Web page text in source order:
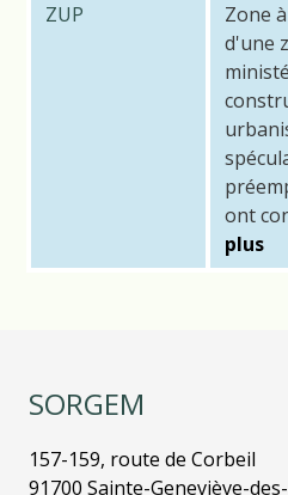
ZUP
Zone
d'une
ont
plus
SORGEM
157-159, route de Corbeil
91700 Sainte-Geneviève-